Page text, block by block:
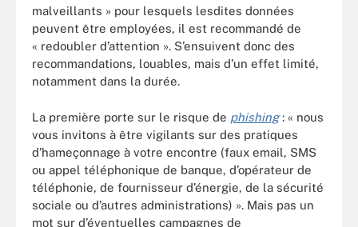
malveillants » pour lesquels lesdites données
peuvent être employées, il est recommandé de
« redoubler d’attention ». S’ensuivent donc des
recommandations, louables, mais d’un effet limité,
notamment dans la durée.
La première porte sur le risque de phishing: « nous
vous invitons à être vigilants sur des pratiques
d’hameçonnage à votre encontre (faux email, SMS
ou appel téléphonique de banque, d’opérateur de
téléphonie, de fournisseur d’énergie, de la sécurité
sociale ou d’autres administrations) ». Mais pas un
mot sur d’éventuelles campagnes de